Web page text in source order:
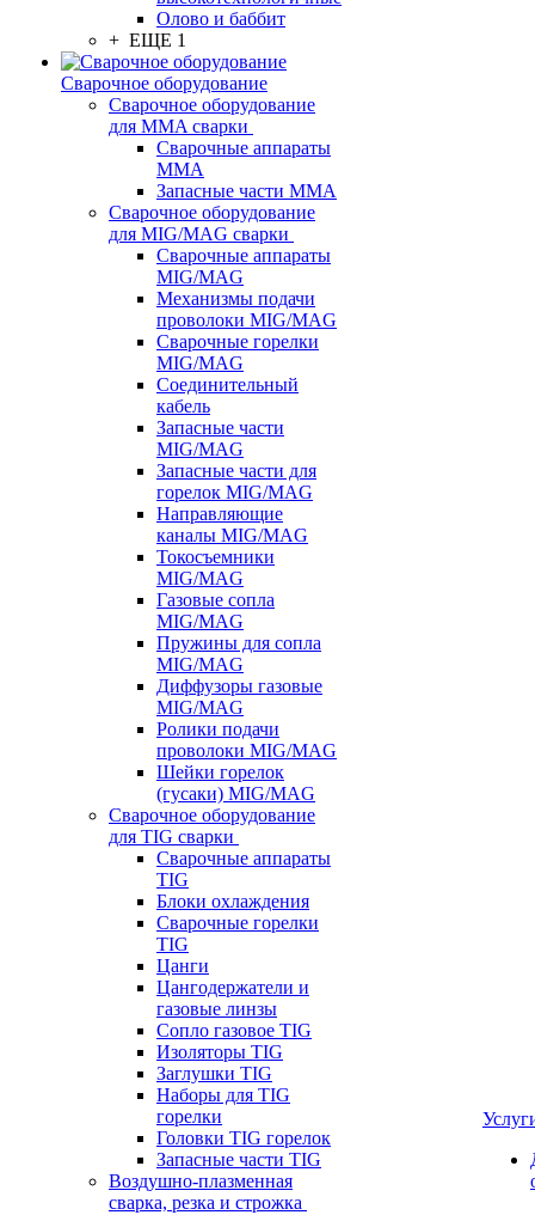
Олово и баббит
+ ЕЩЕ 1
Сварочное оборудование
Сварочное оборудование
для MMA сварки
Сварочные аппараты
MMA
Запасные части MMA
Сварочное оборудование
для MIG/MAG сварки
Сварочные аппараты
MIG/MAG
Механизмы подачи
проволоки MIG/MAG
Сварочные горелки
MIG/MAG
Соединительный
кабель
Запасные части
MIG/MAG
Запасные части для
горелок MIG/MAG
Направляющие
каналы MIG/MAG
Токосъемники
MIG/MAG
Газовые сопла
MIG/MAG
Пружины для сопла
MIG/MAG
Диффузоры газовые
MIG/MAG
Ролики подачи
проволоки MIG/MAG
Шейки горелок
(гусаки) MIG/MAG
Сварочное оборудование
для TIG сварки
Сварочные аппараты
TIG
Блоки охлаждения
Сварочные горелки
TIG
Цанги
Цангодержатели и
газовые линзы
Сопло газовое TIG
Изоляторы TIG
Заглушки TIG
Наборы для TIG
горелки
Головки TIG горелок
Запасные части TIG
Воздушно-плазменная
сварка, резка и строжка